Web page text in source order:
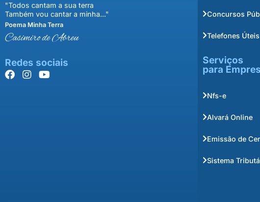
"Todos cantam a sua terra
Também vou cantar a minha..."
Poema Minha Terra
Casimiro de Abreu
Redes sociais
Concursos
Telefones Úteis
Serviços
para
Nfs-e
Alvará Online
Emissão de
Sistema